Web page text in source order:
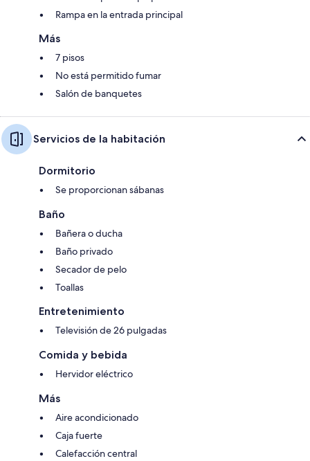
Rampa en la entrada principal
Más
7 pisos
No está permitido fumar
Salón de banquetes
Servicios de la habitación
Dormitorio
Se proporcionan sábanas
Baño
Bañera o ducha
Baño privado
Secador de pelo
Toallas
Entretenimiento
Televisión de 26 pulgadas
Comida y bebida
Hervidor eléctrico
Más
Aire acondicionado
Caja fuerte
Calefacción central